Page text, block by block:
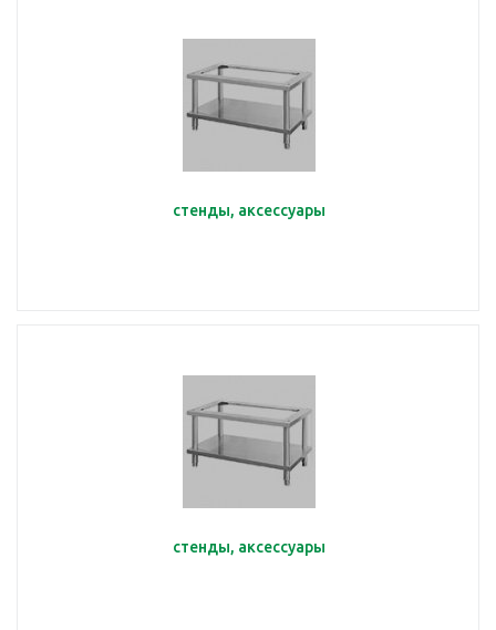
стенды, аксессуары
стенды, аксессуары